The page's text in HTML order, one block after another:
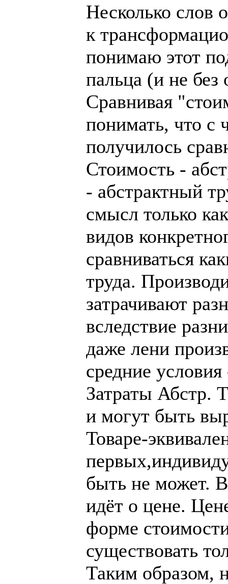
Несколько слов
к
понимаю этот
пальца (и не без
Сравнивая
понимать, что с
получилось
Стоимость -
- абстрактный
смысл только
видов
сравниваться
труда.
затрачивают
вследствие
даже лени
средние
Затраты Абстр.
и могут быть
Товаре-
быть не может.
идёт о цене.
форме
существовать
Таким образом,